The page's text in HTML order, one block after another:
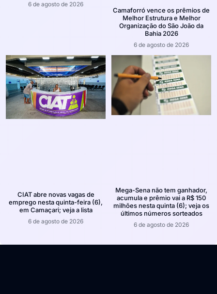
6 de agosto de 2026
Camaforró vence os prêmios de
Melhor Estrutura e Melhor
Organização do São João da
Bahia 2026
6 de agosto de 2026
CIAT abre novas vagas de
emprego nesta quinta-feira (6),
em Camaçari; veja a lista
6 de agosto de 2026
Mega-Sena não tem ganhador,
acumula e prêmio vai a R$ 150
milhões nesta quinta (6); veja os
últimos números sorteados
6 de agosto de 2026